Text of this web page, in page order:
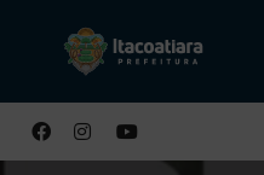
Buscar